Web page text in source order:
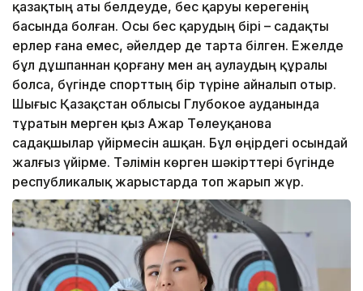
қазақтың аты белдеуде, бес қаруы керегенің
басында болған. Осы бес қарудың бірі – садақты
ерлер ғана емес, әйелдер де тарта білген. Ежелде
бұл дұшпаннан қорғану мен аң аулаудың құралы
болса, бүгінде спорттың бір түріне айналып отыр.
Шығыс Қазақстан облысы Глубокое ауданында
тұратын мерген қыз Ажар Төлеуқанова
садақшылар үйірмесін ашқан. Бұл өңірдегі осындай
жалғыз үйірме. Тәлімін көрген шәкірттері бүгінде
республикалық жарыстарда топ жарып жүр.